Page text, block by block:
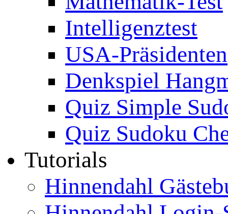
Intelligenztest
USA-Präsidenten
Denkspiel
Quiz Simple
Quiz Sudoku
Tutorials
Hinnendahl